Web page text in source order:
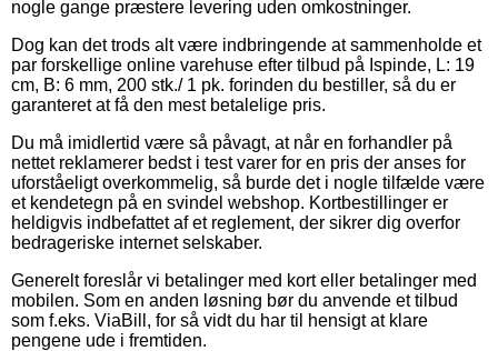
nogle gange præstere levering uden omkostninger.
Dog kan det trods alt være indbringende at sammenholde et
par forskellige online varehuse efter tilbud på Ispinde, L: 19
cm, B: 6 mm, 200 stk./ 1 pk. forinden du bestiller, så du er
garanteret at få den mest betalelige pris.
Du må imidlertid være så påvagt, at når en forhandler på
nettet reklamerer bedst i test varer for en pris der anses for
uforståeligt overkommelig, så burde det i nogle tilfælde være
et kendetegn på en svindel webshop. Kortbestillinger er
heldigvis indbefattet af et reglement, der sikrer dig overfor
bedrageriske internet selskaber.
Generelt foreslår vi betalinger med kort eller betalinger med
mobilen. Som en anden løsning bør du anvende et tilbud
som f.eks. ViaBill, for så vidt du har til hensigt at klare
pengene ude i fremtiden.